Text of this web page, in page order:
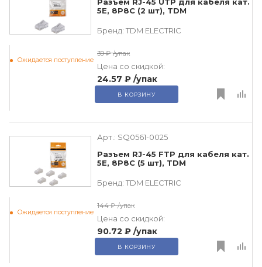
Разъем RJ-45 UTP для кабеля кат.
5Е, 8P8C (2 шт), TDM
Бренд: TDM ЕLECTRIC
Ожидается поступление
39 ₽ /упак
Цена со скидкой:
24.57 ₽ /упак
В КОРЗИНУ
Арт.: SQ0561-0025
Разъем RJ-45 FTP для кабеля кат.
5Е, 8P8C (5 шт), TDM
Бренд: TDM ЕLECTRIC
Ожидается поступление
144 ₽ /упак
Цена со скидкой:
90.72 ₽ /упак
В КОРЗИНУ